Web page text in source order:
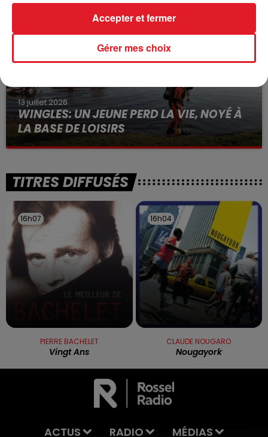
à des prostituées
13 juillet 2026
WINGLES: UN JEUNE PERD LA VIE, NOYÉ À
LA BASE DE LOISIRS
La victime a coulé à pic
TITRES DIFFUSÉS
16h07
16h07
PIERRE BACHELET
Vingt Ans
16h04
16h04
CLAUDE NOUGARO
Nougayork
ACTUS RADIO MÉDIAS
Gérer mes choix
Accepter et fermer